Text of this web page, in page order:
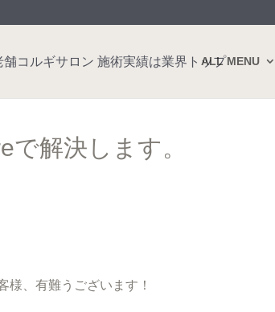
ALL MENU
解決します。
様、有難うございます！